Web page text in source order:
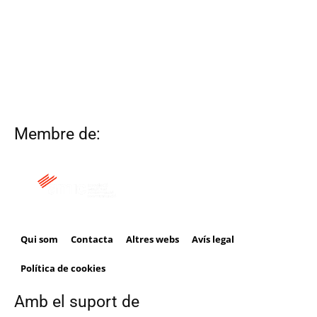
Membre de:
Qui som Contacta Altres webs Avís legal
Política de cookies
Amb el suport de